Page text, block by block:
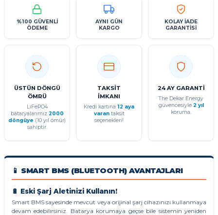
%100 GÜVENLİ
ÖDEME
AYNI GÜN
KARGO
KOLAY İADE
GARANTİSİ
ÜSTÜN DÖNGÜ
ÖMRÜ
LiFePO4
bataryalarımız 2000
döngüye (10 yıl ömür)
sahiptir.
TAKSİT
İMKANI
Kredi kartına 12 aya
varantaksit
seçenekleri!
24 AY GARANTİ
The Dekar Energy
güvencesiyle 2 yıl
koruma.
📱 SMART BMS (BLUETOOTH) AVANTAJLARI
🔋 Eski Şarj Aletinizi Kullanın!
Smart BMS sayesinde mevcut veya orijinal şarj cihazınızı kullanmaya
devam edebilirsiniz. Batarya korumaya geçse bile sistemin yeniden